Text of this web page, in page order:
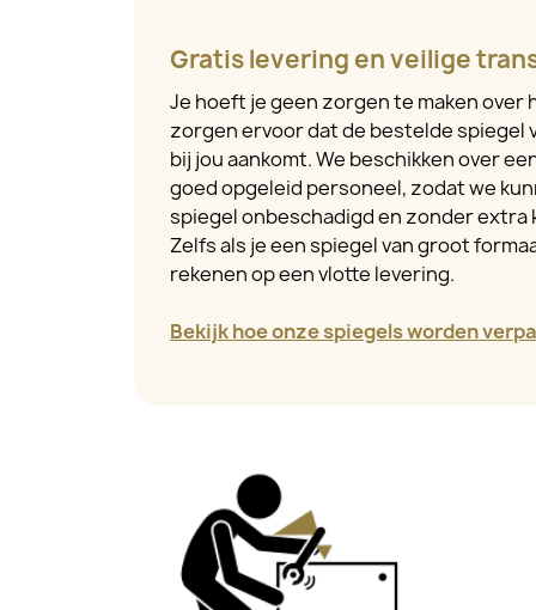
Gratis levering en veilige
Je hoeft je geen zorgen te maken over
zorgen ervoor dat de bestelde spiegel
bij jou aankomt. We beschikken over
goed opgeleid personeel, zodat we
spiegel onbeschadigd en zonder
Zelfs als je een spiegel van groot
rekenen op een vlotte levering.
Bekijk hoe onze spiegels worden